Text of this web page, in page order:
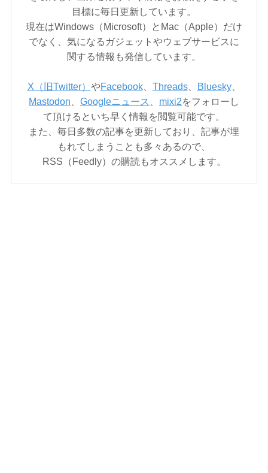
目標に毎日更新しています。
現在はWindows（Microsoft）とMac（Apple）だけ
でなく、気になるガジェットやウェブサービスに
関する情報も発信しています。
X（旧Twitter） やFacebook、 Threads、 Bluesky、
Mastodon
Googleニュース mixi2をフォローし
て頂けるといち早く情報を閲覧可能です。
また、毎日多数の記事を更新しており、記事が埋
もれてしまうことも多々あるので、
RSS（Feedly）の購読もオススメします。